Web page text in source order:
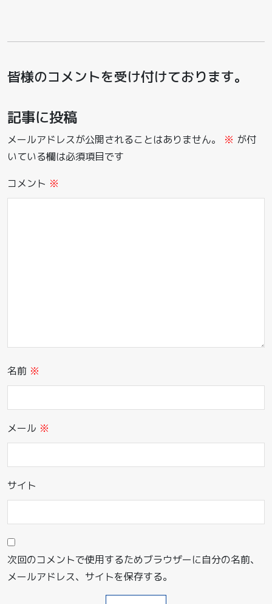
皆様のコメントを受け付けております。
記事に投稿
メールアドレスが公開されることはありません。 ※ が付
いている欄は必須項目です
コメント ※
名前 ※
メール ※
サイト
次回のコメントで使用するためブラウザーに自分の名前、
メールアドレス、サイトを保存する。